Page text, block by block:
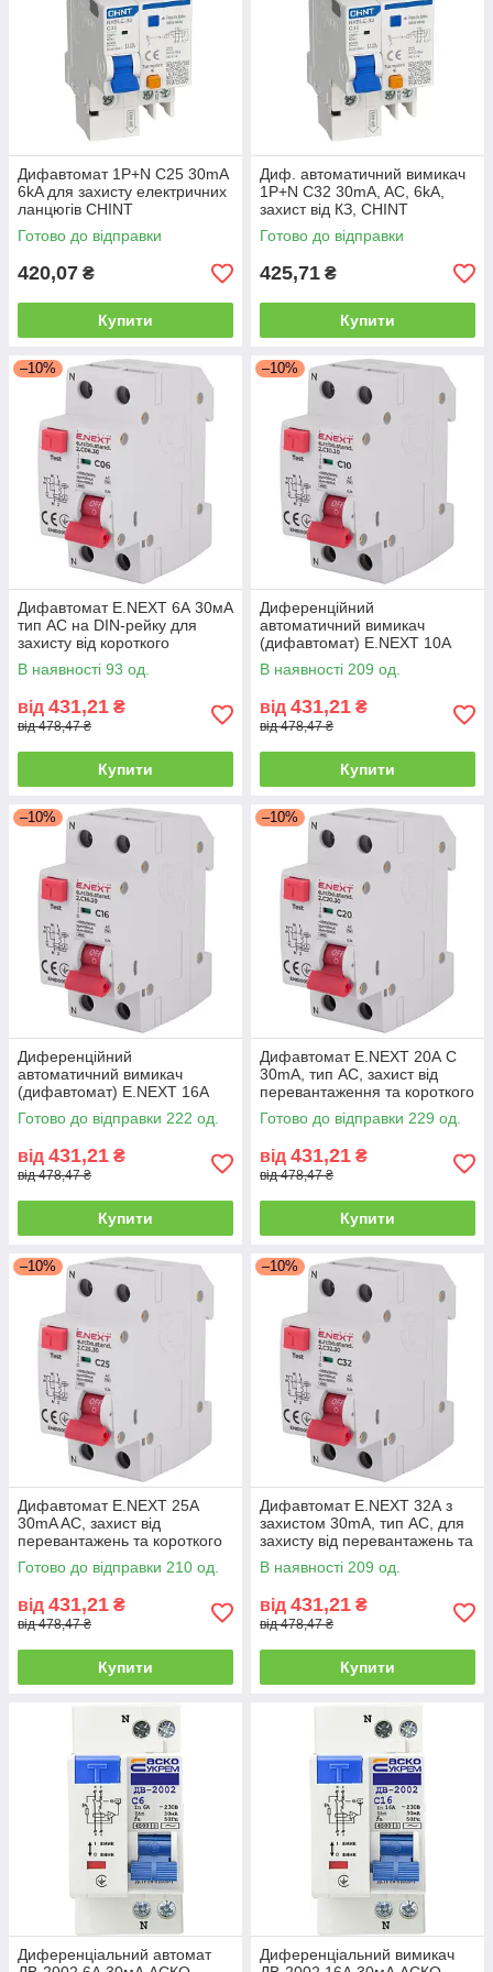
Використання диффавтоматів є важливим елементом
забезпечення безпеки та надійності електричних систем у
житлових, комерційних та промислових будівлях.
Дифавтомат 1P+N C25 30mA
6kA для захисту електричних
ланцюгів CHINT
Готово до відправки
420,07 ₴
Купити
Диф. автоматичний вимикач
1P+N C32 30mA, AC, 6kA,
захист від КЗ, CHINT
Готово до відправки
425,71 ₴
Купити
–10%
Дифавтомат E.NEXT 6А 30мА
тип AC на DIN-рейку для
захисту від короткого
замикання
В наявності 93 од.
від 431,21 ₴
від 478,47 ₴
Купити
–10%
Диференційний
автоматичний вимикач
(дифавтомат) E.NEXT 10A
30mA тип AC на 2 модулі для
захисту від перевантаження
В наявності 209 од.
від 431,21 ₴
від 478,47 ₴
Купити
–10%
Диференційний
автоматичний вимикач
(дифавтомат) E.NEXT 16A
30mA тип AC для захисту від
короткого замикання та
Готово до відправки 222 од.
від 431,21 ₴
від 478,47 ₴
Купити
–10%
Дифавтомат E.NEXT 20А С
30mA, тип AC, захист від
перевантаження та короткого
замикання
Готово до відправки 229 од.
від 431,21 ₴
від 478,47 ₴
Купити
–10%
Дифавтомат E.NEXT 25А
30mA AC, захист від
перевантажень та короткого
замикання, DIN рейка
Готово до відправки 210 од.
від 431,21 ₴
від 478,47 ₴
Купити
–10%
Дифавтомат E.NEXT 32А з
захистом 30mA, тип AC, для
захисту від перевантажень та
короткого замикання
В наявності 209 од.
від 431,21 ₴
від 478,47 ₴
Купити
Диференціальний автомат
Диференціальний вимикач